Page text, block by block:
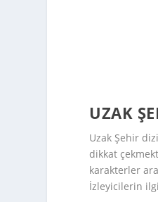
UZAK
Uzak Şehir
dikkat
karakterler
İzleyicilerin